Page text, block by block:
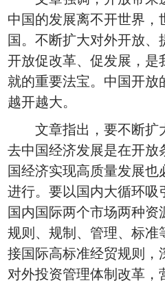
中国的发展离不开世界，
国。不断扩大对外开放、
开放促改革、促发展，是
就的重要法宝。中国开放
越开越大。
文章指出，要不断扩
去中国经济发展是在开放
国经济实现高质量发展
进行。要以国内大循环吸
国内国际两个市场两种
规则、规制、管理、标准
接国际高标准经贸规则，
对外投资管理体制改革，